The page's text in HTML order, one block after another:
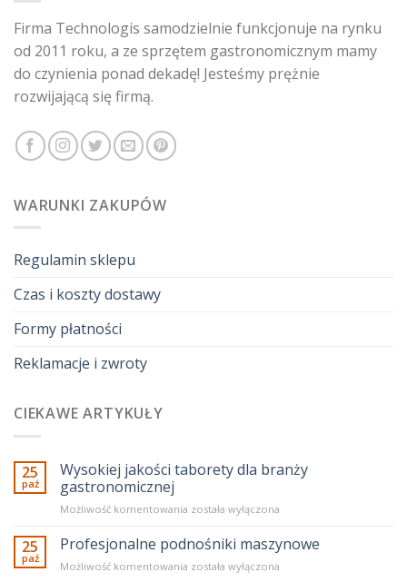
Firma Technologis samodzielnie funkcjonuje na rynku
od 2011 roku, a ze sprzętem gastronomicznym mamy
do czynienia ponad dekadę! Jesteśmy prężnie
rozwijającą się firmą.
WARUNKI ZAKUPÓW
Regulamin sklepu
Czas i koszty dostawy
Formy płatności
Reklamacje i zwroty
CIEKAWE ARTYKUŁY
25
paź
Wysokiej jakości taborety dla branży
gastronomicznej
Możliwość komentowania Wysokiej
taborety
branży
została wyłączona
25
paź
Profesjonalne podnośniki maszynowe
Możliwość komentowania Profesjonalne
została wyłączona